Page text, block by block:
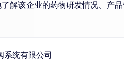
解该企业的药物研发情况、产
系统有限公司